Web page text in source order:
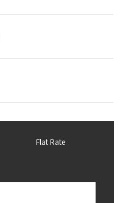
Flat Rate